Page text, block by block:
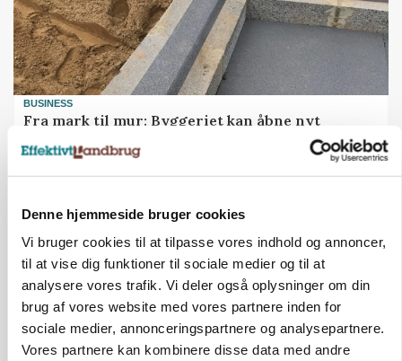
Denne hjemmeside bruger cookies
Vi bruger cookies til at tilpasse vores indhold og annoncer,
til at vise dig funktioner til sociale medier og til at
analysere vores trafik. Vi deler også oplysninger om din
brug af vores website med vores partnere inden for
sociale medier, annonceringspartnere og analysepartnere.
Vores partnere kan kombinere disse data med andre
BUSINESS
Fra mark til mur: Byggeriet kan åbne nyt